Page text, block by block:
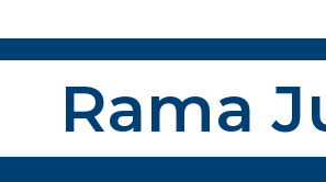
Rama